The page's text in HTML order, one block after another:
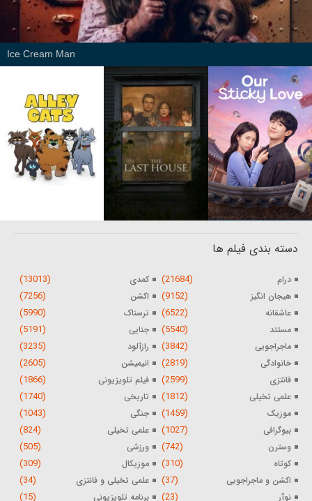
Ice Cream Man
دسته بندی فیلم ها
درام (21684) کمدی (13013)
هیجان انگیز (9152) اکشن (7256)
عاشقانه (6522) ترسناک (5990)
مستند (5540) جنایی (5191)
ماجراجویی (3842) رازآلود (3235)
خانوادگی (2819) انیمیشن (2605)
فانتزی (2599) فیلم تلویزیونی (1866)
علمی تخیلی (1812) تاریخی (1740)
موزیک (1459) جنگی (1043)
بیوگرافی (1027) علمی تخیلی (824)
وسترن (742) ورزشی (505)
کوتاه (310) موزیکال (309)
اکشن و ماجراجویی (37) علمی تخیلی و فانتزی (34)
نوآر (23) برنامه تلویزیونی (15)